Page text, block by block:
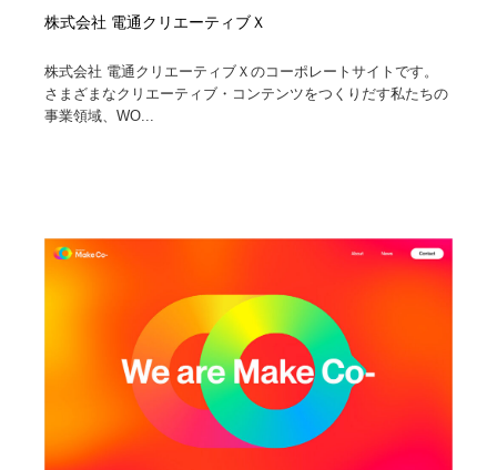
株式会社 電通クリエーティブＸ
株式会社 電通クリエーティブＸのコーポレートサイトです。
さまざまなクリエーティブ・コンテンツをつくりだす私たちの
事業領域、WO...